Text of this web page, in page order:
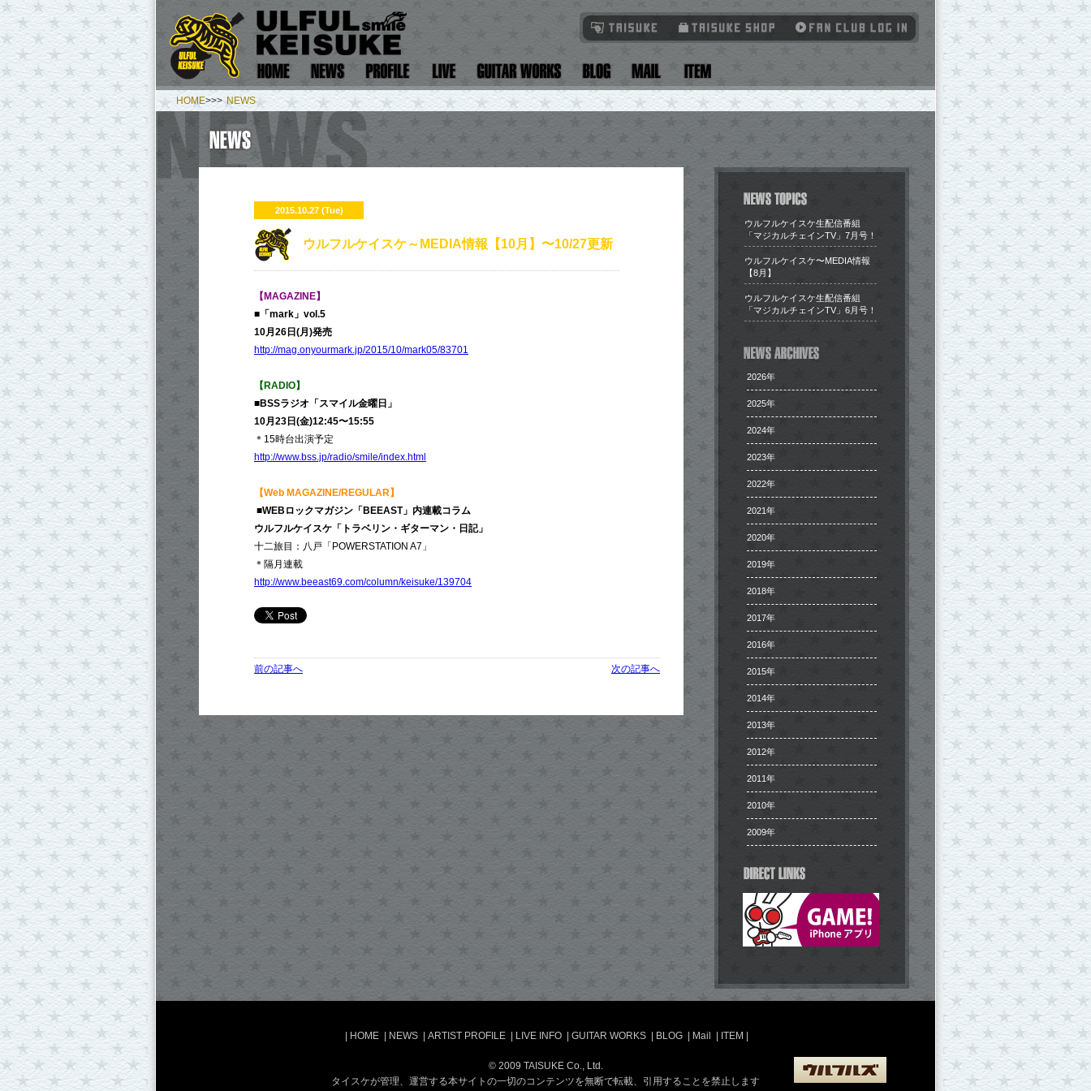
HOME>>> NEWS
2015.10.27 (Tue)
ウルフルケイスケ～MEDIA情報【10月】〜10/27更新
【MAGAZINE】
■「mark」vol.5
10月26日(月)発売
http://mag.onyourmark.jp/2015/10/mark05/83701
【RADIO】
■BSSラジオ「スマイル金曜日」
10月23日(金)12:45〜15:55
＊15時台出演予定
http://www.bss.jp/radio/smile/index.html
【Web MAGAZINE/REGULAR】
■WEBロックマガジン「BEEAST」内連載コラム
ウルフルケイスケ「トラベリン・ギターマン・日記」
十二旅目：八戸「POWERSTATION A7」
＊隔月連載
http://www.beeast69.com/column/keisuke/139704
前の記事へ 次の記事へ
ウルフルケイスケ生配信番組
「マジカルチェインTV」7月号！
​ウルフルケイスケ〜MEDIA情報
【8月】
ウルフルケイスケ生配信番組
「マジカルチェインTV」6月号！
2026年
2025年
2024年
2023年
2022年
2021年
2020年
2019年
2018年
2017年
2016年
2015年
2014年
2013年
2012年
2011年
2010年
2009年
HOME NEWS ARTIST PROFILE LIVE INFO GUITAR WORKS BLOG Mail ITEM
© 2009 TAISUKE Co., Ltd.
タイスケが管理、運営する本サイトの一切のコンテンツを無断で転載、引用することを禁止します